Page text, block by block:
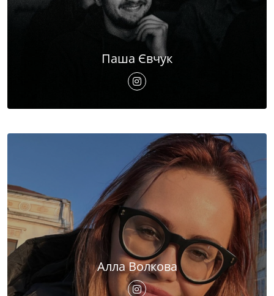
Паша Євчук
Алла Волкова